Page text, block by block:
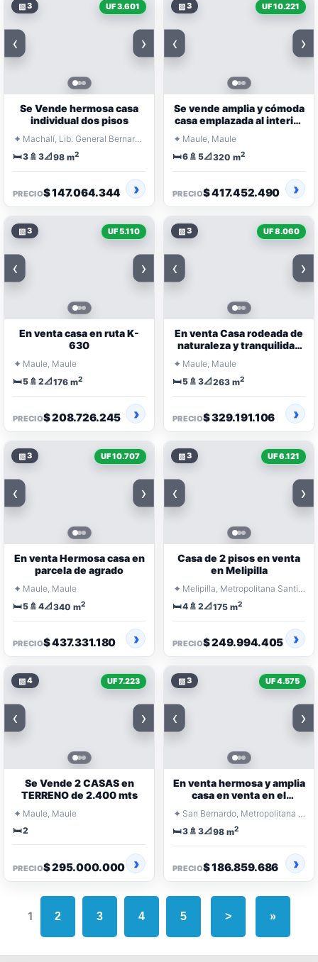
▧3 UF 3.601
‹ ›
Se Vende hermosa casa
individual dos pisos
⌖
Machalí, Lib. General Bernardo O'Higgins
🛏️3 🚿 3📐98 m2
PRECIO$ 147.064.344
▧3 UF 10.221
‹ ›
Se vende amplia y cómoda
casa emplazada al interior
⌖ Maule, Maule
🛏️6 🚿 5📐320 m2
PRECIO$ 417.452.490
▧3 UF 5.110
‹ ›
En venta casa en ruta K-
630
⌖ Maule, Maule
🛏️5 🚿 2📐176 m2
PRECIO$ 208.726.245
▧3 UF 8.060
‹ ›
En venta Casa rodeada de
naturaleza y tranquilidad
arquitectónico
⌖ Maule, Maule
🛏️5 🚿 3📐263 m2
PRECIO$ 329.191.106
▧3 UF 10.707
‹ ›
En venta Hermosa casa en
parcela de agrado
⌖ Maule, Maule
🛏️5 🚿 4📐340 m2
PRECIO$ 437.331.180
▧3 UF 6.121
‹ ›
Casa de 2 pisos en venta
en Melipilla
⌖
Melipilla, Metropolitana Santiago
🛏️4 🚿 2📐175 m2
PRECIO$ 249.994.405
▧4 UF 7.223
‹ ›
Se Vende 2 CASAS en
TERRENO de 2.400 mts
⌖ Maule, Maule
🛏️2
PRECIO$ 295.000.000
▧3 UF 4.575
‹ ›
En venta hermosa y amplia
casa en venta en el
Lomas de Nos
⌖ San Bernardo, Metropolitana Santiago
🛏️3 🚿 3📐98 m2
PRECIO$ 186.859.686
1 2 3 4 5 > »